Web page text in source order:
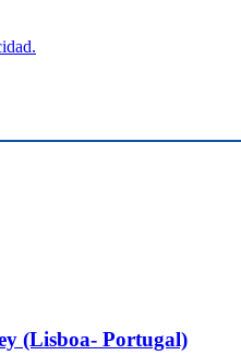
(Lisboa- Portugal)